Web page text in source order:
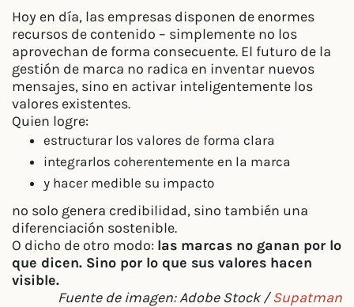
Hoy en día, las empresas disponen de enormes
recursos de contenido – simplemente no los
aprovechan de forma consecuente. El futuro de la
gestión de marca no radica en inventar nuevos
mensajes, sino en activar inteligentemente los
valores existentes.
Quien logre:
estructurar los valores de forma clara
integrarlos coherentemente en la marca
y hacer medible su impacto
no solo genera credibilidad, sino también una
diferenciación sostenible.
O dicho de otro modo: las marcas no ganan por lo
que dicen. Sino por lo que sus valores hacen
visible.
Fuente de imagen: Adobe Stock /Supatman